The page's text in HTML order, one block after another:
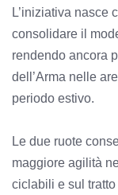
L’iniziativa nasce
consolidare il
rendendo ancora
dell’Arma nelle
periodo estivo.
Le due ruote
maggiore agilità
ciclabili e sul